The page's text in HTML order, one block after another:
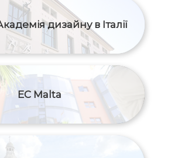
дизайну в Італії
EC Malta